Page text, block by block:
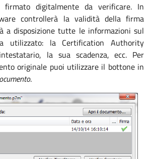
digitalmente da verificare. In
controllerà la validità della firma
a disposizione tutte le informazioni sul
utilizzato: la Certification Authority
la sua scadenza, ecc. Per
originale puoi utilizzare il bottone in
.